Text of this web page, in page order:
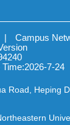
Campus
2026-7-24
Road, Heping